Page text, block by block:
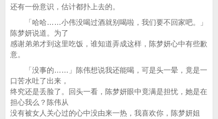
还有一份意识，估计都扑上去的。
「哈哈……小伟没喝过酒就别喝啦，我们要不回家吧。」
陈梦妍说道。为了
感谢弟弟才到这里吃饭，谁知道弄成这样，陈梦妍心中有些歉
意。
「没事的……」陈伟想说我还能喝，可是头一晕，竟是一
口苦水吐了出来，
终究还是丢脸了。回头一看，陈梦妍眼中竟满是担忧，她是在
担心我么？陈伟从
没有被女人关心过的心中没由来一热，我喜欢你，陈梦妍姐